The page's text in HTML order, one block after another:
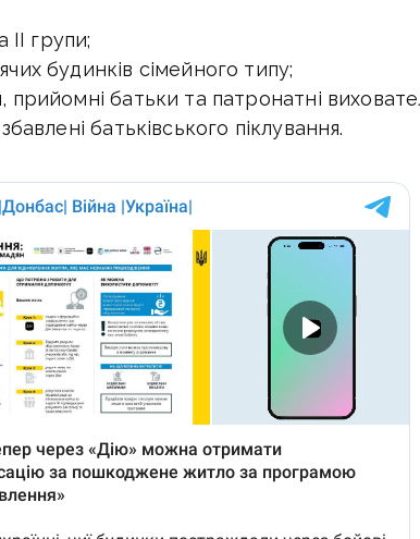
ІІ групи;
будинків сімейного типу;
прийомні батьки та патронатні
батьківського піклування.